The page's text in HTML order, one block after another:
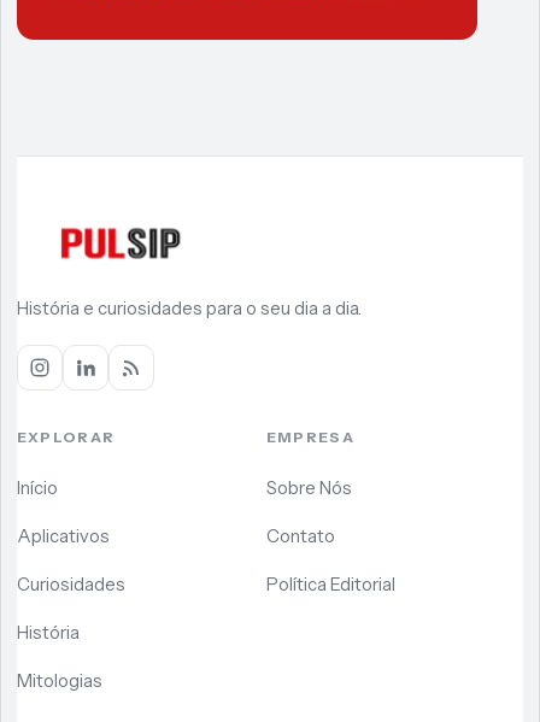
História e curiosidades para o seu dia a dia.
EXPLORAR
Início
Aplicativos
Curiosidades
História
Mitologias
EMPRESA
Sobre Nós
Contato
Política Editorial